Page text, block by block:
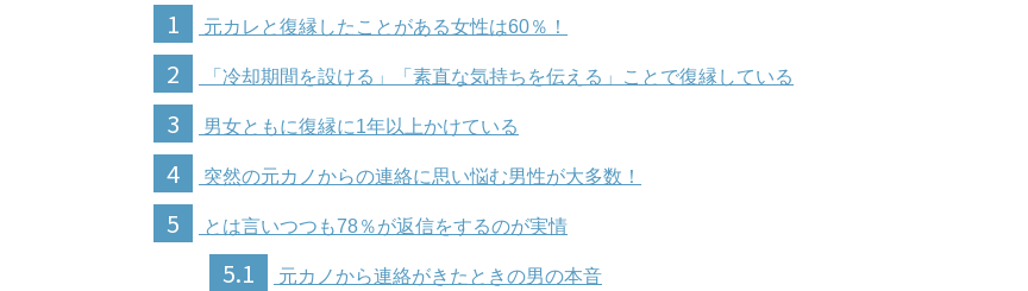
1
元カレと復縁したことがある女性は60％！
2 「冷却期間を設ける」「素直な気持ちを伝える」ことで復縁している
3 男女ともに復縁に1年以上かけている
4 突然の元カノからの連絡に思い悩む男性が大多数！
5 とは言いつつも78％が返信をするのが実情
5.1 元カノから連絡がきたときの男の本音